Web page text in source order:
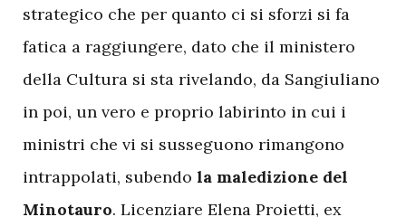
strategico che per quanto ci si sforzi si fa
fatica a raggiungere, dato che il ministero
della Cultura si sta rivelando, da Sangiuliano
in poi, un vero e proprio labirinto in cui i
ministri che vi si susseguono rimangono
intrappolati, subendo la maledizione del
Minotauro. Licenziare Elena Proietti, ex